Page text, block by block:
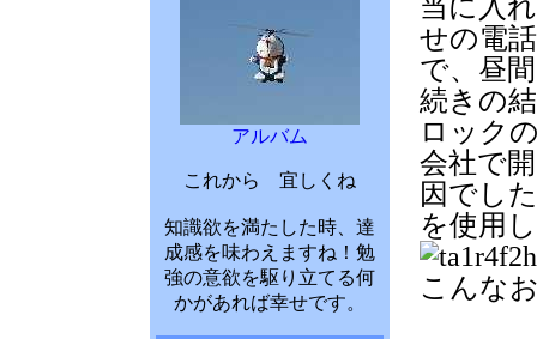
アルバム
これから 宜しくね
知識欲を満たした時、達
成感を味わえますね！勉
強の意欲を駆り立てる何
かがあれば幸せです。
当に入
せの電
で、昼
続きの
ロック
会社で
因でし
を使用
こんな